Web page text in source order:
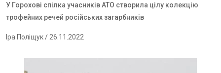
У Горохові спілка учасників АТО створила цілу колекцію
трофейних речей російських загарбників
Іра Поліщук/ 26.11.2022